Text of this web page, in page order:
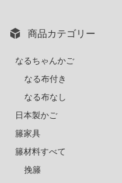
商品カテゴリー
なるちゃんかご
なる布付き
なる布なし
日本製かご
籐家具
籐材料すべて
挽籐